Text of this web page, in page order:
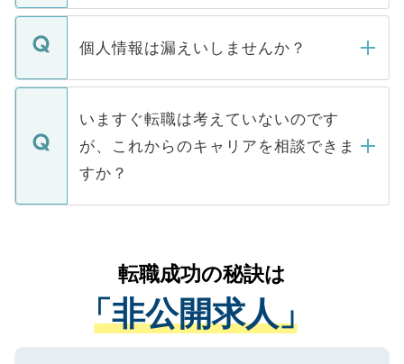
ません。
■応募殺到を避けるため 人気のある医療機
関を公にしてしまうと、応募が殺到する場
に、医療機関が求める条件に合った人材の
みを人材紹介会社に依頼するケースが増え
ています。
転職・入職を強要することは一切ありませ
ん。また、仮に応募先から内定をいただい
定を承諾する必要はありません。内定先へ
の辞退の連絡はキャリアパートナーが行い
ますので、ご安心ください。
個人情報は漏えいしませんか？
個人情報が漏えいすることはありませんの
で、ご安心ください。当サイトからの登録
などで収集したご登録者様の個人情報は、
ご本人のキャリアアップおよび転職活動の
支援を目的に使用いたします。お預かりし
ているすべての個人データはご本人の許可
は、個人情報の取り扱いについての厳密な
管理基準を満たした事業者のみに付与され
る、プライバシーマークを取得済みです。
ご登録いただいた個人情報は、SSL（デー
いますぐ転職は考えていないのです
が、これからのキャリアを相談できま
すか？
かがいして、現在の医療機関の状況や紹介
経験をまじえながら、適切なアドバイスを
させていただきます。すぐにご転職をされ
ない方には、長期的なサポートが可能です
ので、まずはご登録ください。
転職成功の秘訣は
「非公開求人」